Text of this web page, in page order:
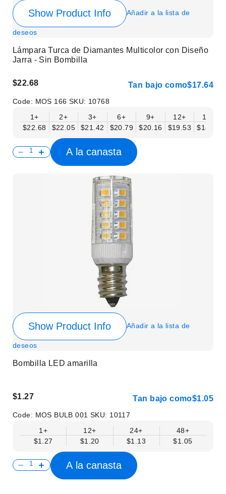
Show Product Info Añadir a la lista de
deseos
Lámpara Turca de Diamantes Multicolor con Diseño
Jarra - Sin Bombilla
$22.68 Tan bajo como$17.64
Code: MOS 166 SKU: 10768
1+
$22.68
2+
$22.05
3+
$21.42
6+
$20.79
9+
$20.16
12+
$19.53
15+
$18.90
A la canasta
Show Product Info Añadir a la lista de
deseos
Bombilla LED amarilla
$1.27 Tan bajo como$1.05
Code: MOS BULB 001 SKU: 10117
1+
$1.27
12+
$1.20
24+
$1.13
48+
$1.05
A la canasta